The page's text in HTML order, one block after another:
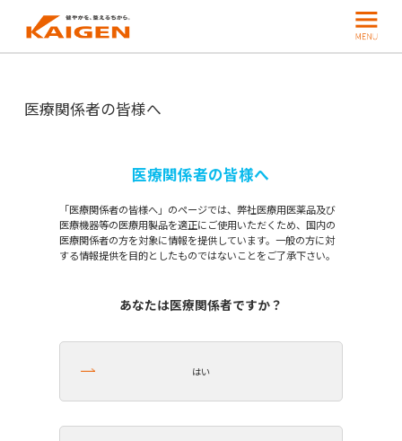
医療関係者の皆様へ
医療関係者の皆様へ
「医療関係者の皆様へ」のページでは、弊社医療用医薬品及び
医療機器等の医療用製品を適正にご使用いただくため、国内の
医療関係者の方を対象に情報を提供しています。一般の方に対
する情報提供を目的としたものではないことをご了承下さい。
あなたは医療関係者ですか？
はい